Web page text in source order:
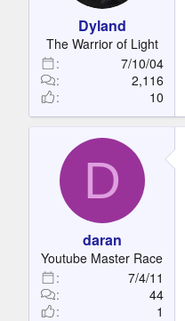
Dyland
The Warrior of Light
7/10/04
2,116
10
D
daran
Youtube Master Race
7/4/11
44
1